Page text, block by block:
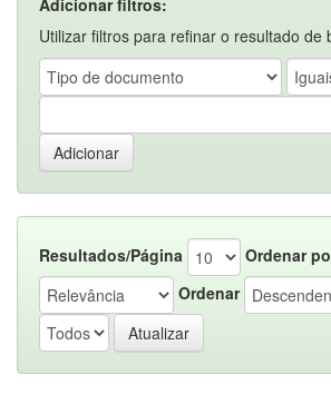
Adicionar filtros:
Utilizar filtros para refinar o resultado de
Resultados/Página
Ordenar
Ordenar